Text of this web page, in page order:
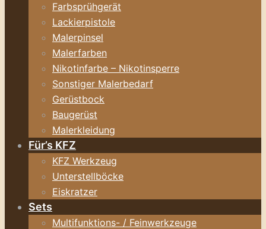
Farbsprühgerät
Lackierpistole
Malerpinsel
Malerfarben
Nikotinfarbe – Nikotinsperre
Sonstiger Malerbedarf
Gerüstbock
Baugerüst
Malerkleidung
Für’s KFZ
KFZ Werkzeug
Unterstellböcke
Eiskratzer
Sets
Multifunktions- / Feinwerkzeuge